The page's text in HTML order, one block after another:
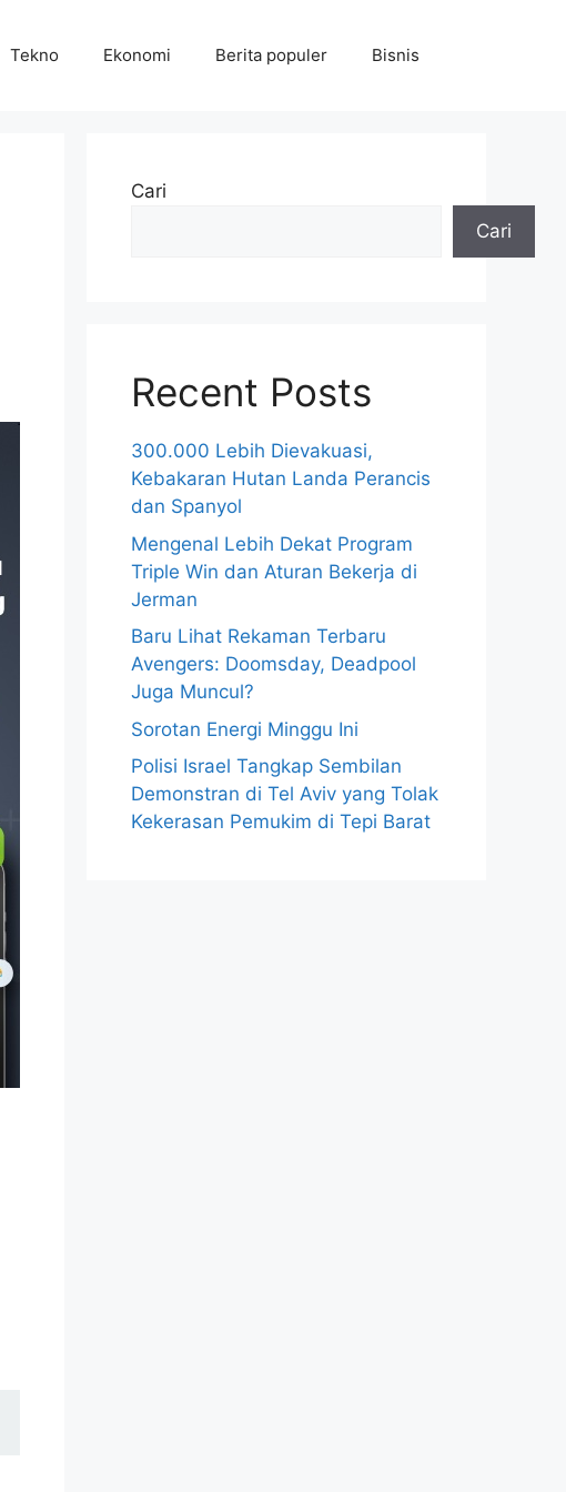
Tekno Ekonomi Berita populer Bisnis
Cari
Cari
Recent Posts
300.000 Lebih Dievakuasi,
Kebakaran Hutan Landa Perancis
dan Spanyol
Mengenal Lebih Dekat Program
Triple Win dan Aturan Bekerja di
Jerman
Baru Lihat Rekaman Terbaru
Avengers: Doomsday, Deadpool
Juga Muncul?
Sorotan Energi Minggu Ini
Polisi Israel Tangkap Sembilan
Demonstran di Tel Aviv yang Tolak
Kekerasan Pemukim di Tepi Barat